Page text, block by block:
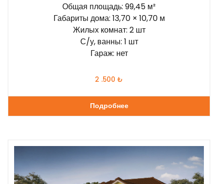
Общая площадь: 99,45 м²
Габариты дома: 13,70 × 10,70 м
Жилых комнат: 2 шт
С/у, ванны: 1 шт
Гараж: нет
2 .500 ₺
Подробнее